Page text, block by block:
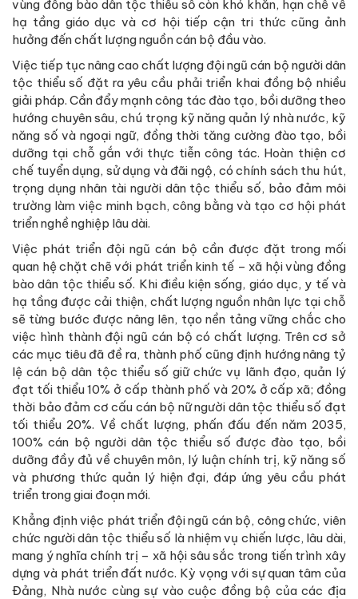
vùng đồng bào dân tộc thiểu số còn khó khăn, hạn chế về
hạ tầng giáo dục và cơ hội tiếp cận tri thức cũng ảnh
hưởng đến chất lượng nguồn cán bộ đầu vào.
Việc tiếp tục nâng cao chất lượng đội ngũ cán bộ người dân
tộc thiểu số đặt ra yêu cầu phải triển khai đồng bộ nhiều
giải pháp. Cần đẩy mạnh công tác đào tạo, bồi dưỡng theo
hướng chuyên sâu, chú trọng kỹ năng quản lý nhà nước, kỹ
năng số và ngoại ngữ, đồng thời tăng cường đào tạo, bồi
dưỡng tại chỗ gắn với thực tiễn công tác. Hoàn thiện cơ
chế tuyển dụng, sử dụng và đãi ngộ, có chính sách thu hút,
trọng dụng nhân tài người dân tộc thiểu số, bảo đảm môi
trường làm việc minh bạch, công bằng và tạo cơ hội phát
triển nghề nghiệp lâu dài.
Việc phát triển đội ngũ cán bộ cần được đặt trong mối
quan hệ chặt chẽ với phát triển kinh tế – xã hội vùng đồng
bào dân tộc thiểu số. Khi điều kiện sống, giáo dục, y tế và
hạ tầng được cải thiện, chất lượng nguồn nhân lực tại chỗ
sẽ từng bước được nâng lên, tạo nền tảng vững chắc cho
việc hình thành đội ngũ cán bộ có chất lượng. Trên cơ sở
các mục tiêu đã đề ra, thành phố cũng định hướng nâng tỷ
lệ cán bộ dân tộc thiểu số giữ chức vụ lãnh đạo, quản lý
đạt tối thiểu 10% ở cấp thành phố và 20% ở cấp xã; đồng
thời bảo đảm cơ cấu cán bộ nữ người dân tộc thiểu số đạt
tối thiểu 20%. Về chất lượng, phấn đấu đến năm 2035,
100% cán bộ người dân tộc thiểu số được đào tạo, bồi
dưỡng đầy đủ về chuyên môn, lý luận chính trị, kỹ năng số
và phương thức quản lý hiện đại, đáp ứng yêu cầu phát
triển trong giai đoạn mới.
Khẳng định việc phát triển đội ngũ cán bộ, công chức, viên
chức người dân tộc thiểu số là nhiệm vụ chiến lược, lâu dài,
mang ý nghĩa chính trị – xã hội sâu sắc trong tiến trình xây
dựng và phát triển đất nước. Kỳ vọng với sự quan tâm của
Đảng, Nhà nước cùng sự vào cuộc đồng bộ của các địa